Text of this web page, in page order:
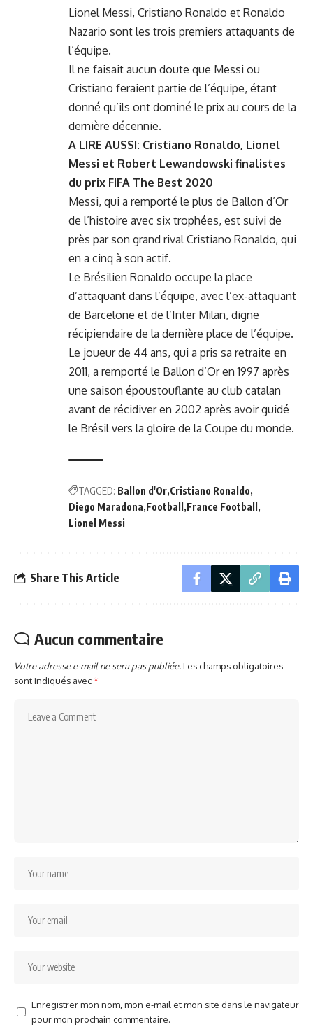
Lionel Messi, Cristiano Ronaldo et Ronaldo
Nazario sont les trois premiers attaquants de
l’équipe.
Il ne faisait aucun doute que Messi ou
Cristiano feraient partie de l’équipe, étant
donné qu’ils ont dominé le prix au cours de la
dernière décennie.
A LIRE AUSSI: Cristiano Ronaldo, Lionel
Messi et Robert Lewandowski finalistes
du prix FIFA The Best 2020
Messi, qui a remporté le plus de Ballon d’Or
de l’histoire avec six trophées, est suivi de
près par son grand rival Cristiano Ronaldo, qui
en a cinq à son actif.
Le Brésilien Ronaldo occupe la place
d’attaquant dans l’équipe, avec l’ex-attaquant
de Barcelone et de l’Inter Milan, digne
récipiendaire de la dernière place de l’équipe.
Le joueur de 44 ans, qui a pris sa retraite en
2011, a remporté le Ballon d’Or en 1997 après
une saison époustouflante au club catalan
avant de récidiver en 2002 après avoir guidé
le Brésil vers la gloire de la Coupe du monde.
TAGGED: Ballon d'Or Cristiano Ronaldo
Diego Maradona Football
France Football
Lionel Messi
Share This Article
Aucun commentaire
Votre adresse e-mail ne sera pas publiée.Les champs obligatoires
sont indiqués avec*
Enregistrer mon nom, mon e-mail et mon site dans le navigateur
pour mon prochain commentaire.